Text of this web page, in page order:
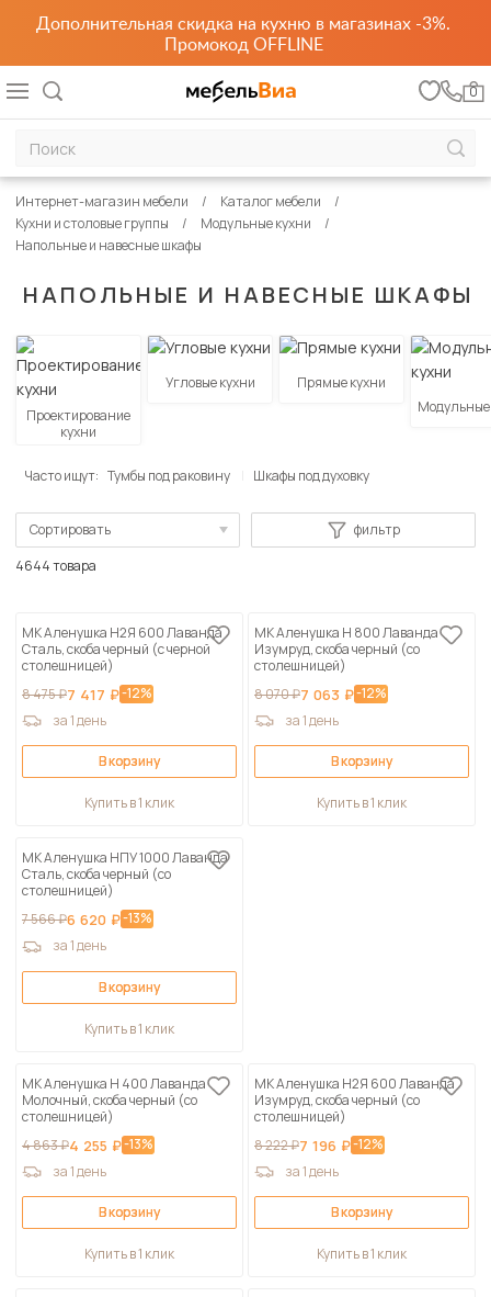
Дополнительная скидка на кухню в магазинах -3%.
Промокод OFFLINE
0
НАПОЛЬНЫЕ И НАВЕСНЫЕ ШКАФЫ
Интернет-магазин мебели
Каталог мебели
Кухни и столовые группы
Модульные кухни
Напольные и навесные шкафы
Проектирование
кухни
Угловые кухни
Прямые кухни
Модульные
Часто ищут: Тумбы под раковину Шкафы под духовку
Сортировать
По популярности
Сначала дорогие
По возрастанию скидки
По убыванию скидки
фильтр
4644 товара
МК Аленушка Н2Я 600 Лаванда
Сталь, скоба черный (с черной
столешницей)
8 475 ₽7 417 ₽-12%
за 1 день
В корзину
Купить в 1 клик
МК Аленушка Н 800 Лаванда
Изумруд, скоба черный (со
столешницей)
8 070 ₽7 063 ₽-12%
за 1 день
В корзину
Купить в 1 клик
МК Аленушка НПУ 1000 Лаванда
Сталь, скоба черный (со
столешницей)
7 566 ₽6 620 ₽-13%
за 1 день
В корзину
Купить в 1 клик
МК Аленушка Н 400 Лаванда
Молочный, скоба черный (со
столешницей)
4 863 ₽4 255 ₽-13%
за 1 день
В корзину
Купить в 1 клик
МК Аленушка Н2Я 600 Лаванда
Изумруд, скоба черный (со
столешницей)
8 222 ₽7 196 ₽-12%
за 1 день
В корзину
Купить в 1 клик